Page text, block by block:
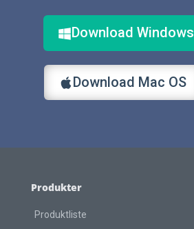
Download Windows
Download Mac OS
Produkter
Produktliste